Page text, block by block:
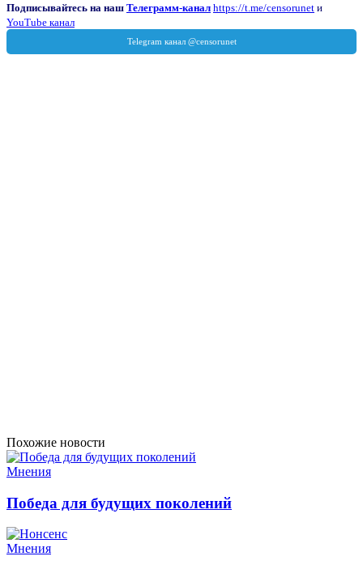
Подписывайтесь на наш Телеграмм-канал https://t.me/censorunet и
YouTube канал
Похожие новости
Мнения
Победа для будущих поколений
Мнения